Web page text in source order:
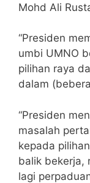
Mohd Ali
“Presiden
umbi UMNO
pilihan raya
dalam
“Presiden
masalah
kepada
balik bekerja,
lagi